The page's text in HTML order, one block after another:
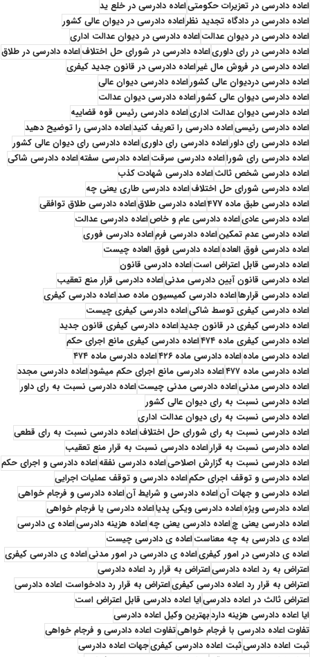
اعاده دادرسی در تعزیرات حکومتیاعاده دادرسی در خلع ید
اعاده دادرسی در دادگاه تجدید نظراعاده دادرسی در دیوان عالی کشور
اعاده دادرسی در دیوان عدالتاعاده دادرسی در دیوان عدالت اداری
اعاده دادرسی در رای داوریاعاده دادرسی در شورای حل اختلافاعاده دادرسی در طلاق
اعاده دادرسی در فروش مال غیراعاده دادرسی در قانون جدید کیفری
اعاده دادرسی دردیوان عالی کشوراعاده دادرسی دیوان عالی
اعاده دادرسی دیوان عالی کشوراعاده دادرسی دیوان عدالت
اعاده دادرسی دیوان عدالت اداریاعاده دادرسی رئیس قوه قضاییه
اعاده دادرسی رئیسیاعاده دادرسی را تعریف کنیداعاده دادرسی را توضیح دهید
اعاده دادرسی رای داوراعاده دادرسی رای داوریاعاده دادرسی رای دیوان عالی کشور
اعاده دادرسی رای شورااعاده دادرسی سرقتاعاده دادرسی سفتهاعاده دادرسی شاکی
اعاده دادرسی شخص ثالثاعاده دادرسی شهادت کذب
اعاده دادرسی شورای حل اختلافاعاده دادرسی طاری یعنی چه
اعاده دادرسی طبق ماده 477
اعاده دادرسی طلاقاعاده دادرسی طلاق توافقی
اعاده دادرسی عادیاعاده دادرسی عام و خاصاعاده دادرسی عدالت
اعاده دادرسی عدم تمکیناعاده دادرسی فرماعاده دادرسی فوری
اعاده دادرسی فوق العادهاعاده دادرسی فوق العاده چیست
اعاده دادرسی قابل اعتراض استاعاده دادرسی قانون
اعاده دادرسی قانون آیین دادرسی مدنیاعاده دادرسی قرار منع تعقیب
اعاده دادرسی قرارهااعاده دادرسی کمیسیون ماده صداعاده دادرسی کیفری
اعاده دادرسی کیفری توسط شاکیاعاده دادرسی کیفری چیست
اعاده دادرسی کیفری در قانون جدیداعاده دادرسی کیفری قانون جدید
اعاده دادرسی کیفری ماده ۴۷۴
اعاده دادرسی کیفری مانع اجرای حکم
اعاده دادرسی مادهاعاده دادرسی ماده ۴۲۶
اعاده دادرسی ماده ۴۷۴
اعاده دادرسی ماده ۴۷۷
اعاده دادرسی مانع اجرای حکم میشوداعاده دادرسی مجدد
اعاده دادرسی مدنیاعاده دادرسی مدنی چیستاعاده دادرسی نسبت به رای داور
اعاده دادرسی نسبت به رای دیوان عالی کشور
اعاده دادرسی نسبت به رای دیوان عدالت اداری
اعاده دادرسی نسبت به رای شورای حل اختلافاعاده دادرسی نسبت به رای قطعی
اعاده دادرسی نسبت به قراراعاده دادرسی نسبت به قرار منع تعقیب
اعاده دادرسی نسبت به گزارش اصلاحیاعاده دادرسی نفقهاعاده دادرسی و اجرای حکم
اعاده دادرسی و توقف اجرای حکماعاده دادرسی و توقف عملیات اجرایی
اعاده دادرسی و جهات آناعاده دادرسی و شرایط آناعاده دادرسی و فرجام خواهی
اعاده دادرسی ویژهاعاده دادرسی ویکی پدیااعاده دادرسی یا فرجام خواهی
اعاده دادرسی یعنی چاعاده دادرسی یعنی چهاعاده هزینه دادرسیاعاده ی دادرسی
اعاده ی دادرسی به چه معناستاعاده ی دادرسی چیست
اعاده ی دادرسی در امور کیفریاعاده ی دادرسی در امور مدنیاعاده ی دادرسی کیفری
اعتراض به رد اعاده دادرسیاعتراض به قرار رد اعاده دادرسی
اعتراض به قرار رد اعاده دادرسی کیفریاعتراض به قرار رد دادخواست اعاده دادرسی
اعتراض ثالث در اعاده دادرسیایا اعاده دادرسی قابل اعتراض است
ایا اعاده دادرسی هزینه داردبهترین وکیل اعاده دادرسی
تفاوت اعاده دادرسی با فرجام خواهیتفاوت اعاده دادرسی و فرجام خواهی
ثبت اعاده دادرسیثبت اعاده دادرسی کیفریجهات اعاده دادرسی